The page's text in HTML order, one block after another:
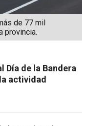
de 77 mil
provincia.
Día de la Bandera
actividad